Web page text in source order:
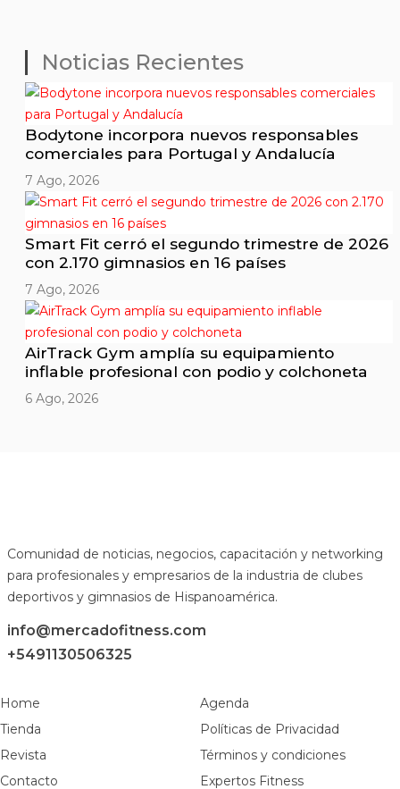
Noticias Recientes
Bodytone incorpora nuevos responsables
comerciales para Portugal y Andalucía
7 Ago, 2026
Smart Fit cerró el segundo trimestre de 2026
con 2.170 gimnasios en 16 países
7 Ago, 2026
AirTrack Gym amplía su equipamiento
inflable profesional con podio y colchoneta
6 Ago, 2026
Comunidad de noticias, negocios, capacitación y networking
para profesionales y empresarios de la industria de clubes
deportivos y gimnasios de Hispanoamérica.
info@mercadofitness.com
+5491130506325
Home
Tienda
Revista
Contacto
Agenda
Políticas de Privacidad
Términos y condiciones
Expertos Fitness